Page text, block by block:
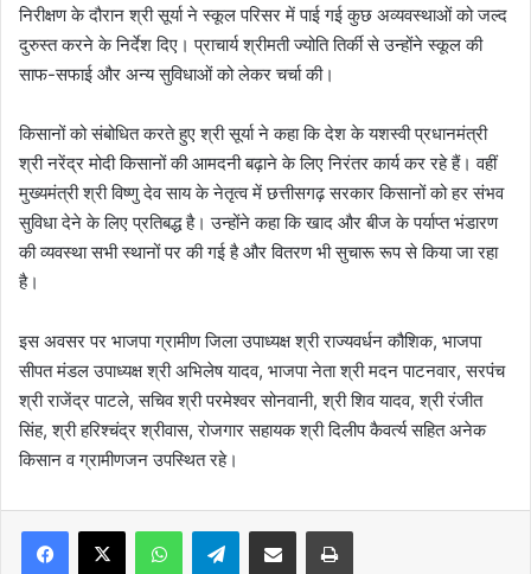
निरीक्षण के दौरान श्री सूर्या ने स्कूल परिसर में पाई गई कुछ अव्यवस्थाओं को जल्द
दुरुस्त करने के निर्देश दिए। प्राचार्य श्रीमती ज्योति तिर्की से उन्होंने स्कूल की
साफ-सफाई और अन्य सुविधाओं को लेकर चर्चा की।
किसानों को संबोधित करते हुए श्री सूर्या ने कहा कि देश के यशस्वी प्रधानमंत्री
श्री नरेंद्र मोदी किसानों की आमदनी बढ़ाने के लिए निरंतर कार्य कर रहे हैं। वहीं
मुख्यमंत्री श्री विष्णु देव साय के नेतृत्व में छत्तीसगढ़ सरकार किसानों को हर संभव
सुविधा देने के लिए प्रतिबद्ध है। उन्होंने कहा कि खाद और बीज के पर्याप्त भंडारण
की व्यवस्था सभी स्थानों पर की गई है और वितरण भी सुचारू रूप से किया जा रहा
है।
इस अवसर पर भाजपा ग्रामीण जिला उपाध्यक्ष श्री राज्यवर्धन कौशिक, भाजपा
सीपत मंडल उपाध्यक्ष श्री अभिलेष यादव, भाजपा नेता श्री मदन पाटनवार, सरपंच
श्री राजेंद्र पाटले, सचिव श्री परमेश्वर सोनवानी, श्री शिव यादव, श्री रंजीत
सिंह, श्री हरिश्चंद्र श्रीवास, रोजगार सहायक श्री दिलीप कैवर्त्य सहित अनेक
किसान व ग्रामीणजन उपस्थित रहे।
Telegram